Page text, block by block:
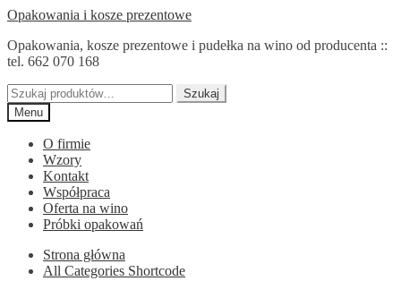
Przejdź
nawigacji
Przejdź
treści
Opakowania i kosze prezentowe
Opakowania, kosze prezentowe i pudełka na wino od producenta ::
tel. 662 070 168
Szukaj:
Szukaj
Menu
O firmie
Wzory
Kontakt
Współpraca
Oferta na wino
Próbki opakowań
Strona główna
All Categories Shortcode